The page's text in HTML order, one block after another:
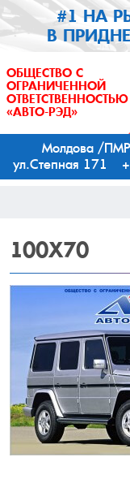
#1 НА
В
ОБЩЕСТВО С
ОГРАНИЧЕННОЙ
ОТВЕТСТВЕННОСТЬЮ
«АВТО-РЭД»
Молдова /
ул.Степная 171
100X70